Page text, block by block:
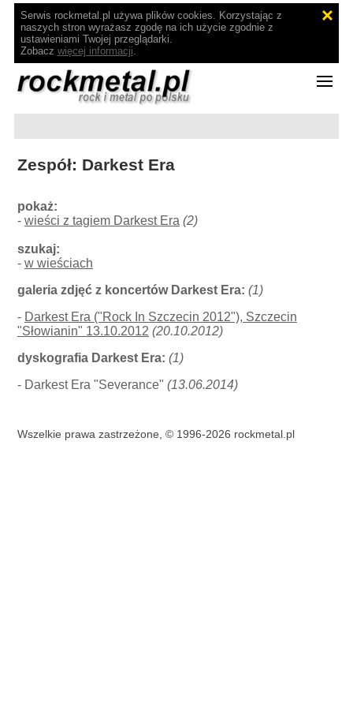
Serwis rockmetal.pl używa plików cookies. Korzystając z
naszych stron wyrażasz zgodę na ich użycie zgodnie z
ustawieniami Twojej przeglądarki.
Zobacz więcej informacji.
Zespół: Darkest Era
pokaż:
-wieści z tagiem Darkest Era (2)
szukaj:
-w wieściach
galeria zdjęć z koncertów Darkest Era: (1)
- Darkest Era ("Rock In Szczecin 2012"), Szczecin
"Słowianin" 13.10.2012 (20.10.2012)
dyskografia Darkest Era: (1)
- Darkest Era "Severance"(13.06.2014)
Wszelkie prawa zastrzeżone, © 1996-2026 rockmetal.pl